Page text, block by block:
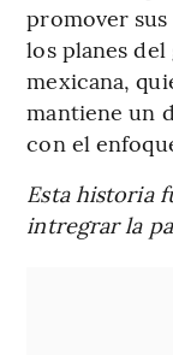
promover
los planes
mexicana,
mantiene un
con el
Esta historia
intregrar la